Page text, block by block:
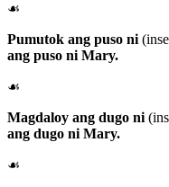
☙
Pumutok ang puso ni
ang puso ni Mary.
☙
Magdaloy ang dugo ni
ang dugo ni Mary.
☙